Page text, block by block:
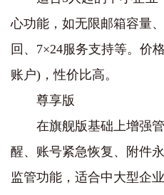
心功能，如‌无限邮箱容量
回、7×24服务支持‌等。价
账户)，性价比高。
‌尊享版‌
在旗舰版基础上增强
醒、账号紧急恢复、附件
监管‌功能，适合中大型企